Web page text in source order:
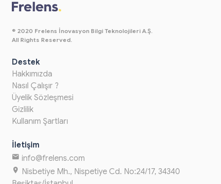
© 2020 Frelens İnovasyon Bilgi Teknolojileri A.Ş.
All Rights Reserved.
Destek
Hakkımızda
Nasıl Çalışır ?
Üyelik Sözleşmesi
Gizlilik
Kullanım Şartları
İletişim
info@frelens.com
Nisbetiye Mh., Nispetiye Cd. No:24/17, 34340